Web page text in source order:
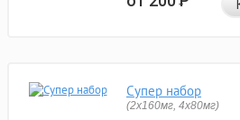
Супер набор
(2х160мг, 4х80мг)